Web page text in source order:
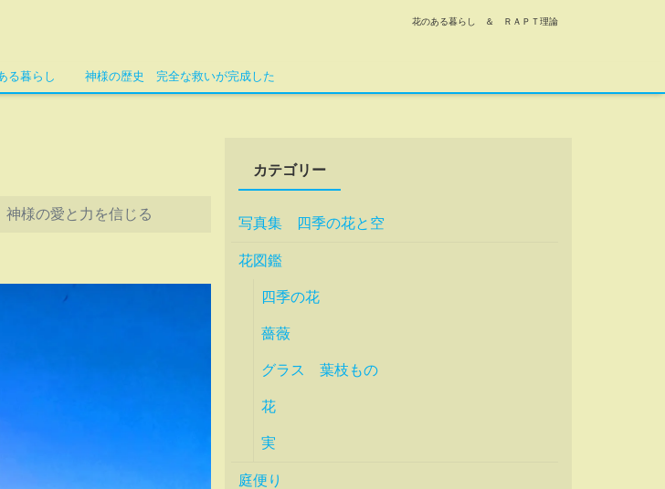
花のある暮らし ＆ ＲＡＰＴ理論
る暮らし 神様の歴史 完全な救いが完成した
神様の愛と力を信じる
カテゴリー
写真集 四季の花と空
花図鑑
四季の花
薔薇
グラス 葉枝もの
花
実
庭便り